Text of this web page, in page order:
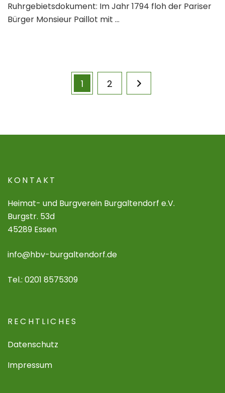
Ruhrgebietsdokument: Im Jahr 1794 floh der Pariser
Bürger Monsieur Paillot mit …
1 2
KONTAKT
Heimat- und Burgverein Burgaltendorf e.V.
Burgstr. 53d
45289 Essen
info@hbv-burgaltendorf.de
Tel.: 0201 8575309
RECHTLICHES
Datenschutz
Impressum